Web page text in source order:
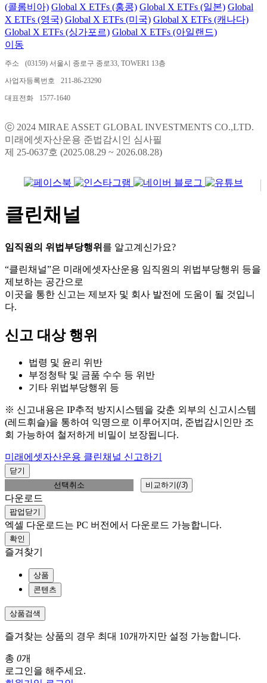
(콜롬비아) Global X ETFs (홍콩) Global X ETFs (일본) Global
X ETFs (영국) Global X ETFs (미국) Global X ETFs (캐나다)
Global X ETFs (싱가포르) Global X ETFs (아일랜드)
이동
주소 (03159) 서울시 종로구 종로33, TOWER1 13층
사업자등록번호 211-86-23290
대표전화 1577-1640
ⓒ 2024 MIRAE ASSET GLOBAL INVESTMENTS CO.,LTD.
미래에셋자산운용 준법감시인 심사필
제 25-0637호 (2025.08.29 ~ 2026.08.28)
클린채널
임직원의 위법부당행위 를 알고계신가요?
“클린채널”은 미래에셋자산운용 임직원의 위법부당행위 등을
제보하는 공간으로
이곳을 통한 신고는 제보자 및 회사 발전에 도움이 될 것입니
다.
신고 대상 행위
법령 및 윤리 위반
부정청탁 및 금품 수수 등 위반
기타 위법부당행위 등
※ 신고내용은 IP추적 방지시스템을 갖춘 외부의 신고시스템
(레드휘슬)을 통하여 익명으로 이루어지며, 준법감시인만 조
회 가능하여 철저하게 비밀이 보장됩니다.
미래에셋자산운용 클린채널 신고하기
닫기
선택취소
비교하기(/3)
다운로드
팝업닫기
엑셀 다운로드는 PC 버전에서 다운로드 가능합니다.
확인
즐겨찾기
상품
콘텐츠
상품검색
즐겨찾는 상품의 경우 최대 10개까지만 설정 가능합니다.
총 0개
로그인을 해주세요.